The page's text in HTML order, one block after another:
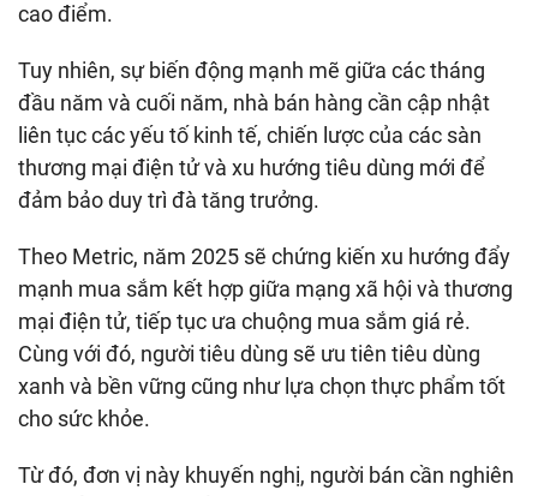
cao điểm.
Tuy nhiên, sự biến động mạnh mẽ giữa các tháng
đầu năm và cuối năm, nhà bán hàng cần cập nhật
liên tục các yếu tố kinh tế, chiến lược của các sàn
thương mại điện tử và xu hướng tiêu dùng mới để
đảm bảo duy trì đà tăng trưởng.
Theo Metric, năm 2025 sẽ chứng kiến xu hướng đẩy
mạnh mua sắm kết hợp giữa mạng xã hội và thương
mại điện tử, tiếp tục ưa chuộng mua sắm giá rẻ.
Cùng với đó, người tiêu dùng sẽ ưu tiên tiêu dùng
xanh và bền vững cũng như lựa chọn thực phẩm tốt
cho sức khỏe.
Từ đó, đơn vị này khuyến nghị, người bán cần nghiên